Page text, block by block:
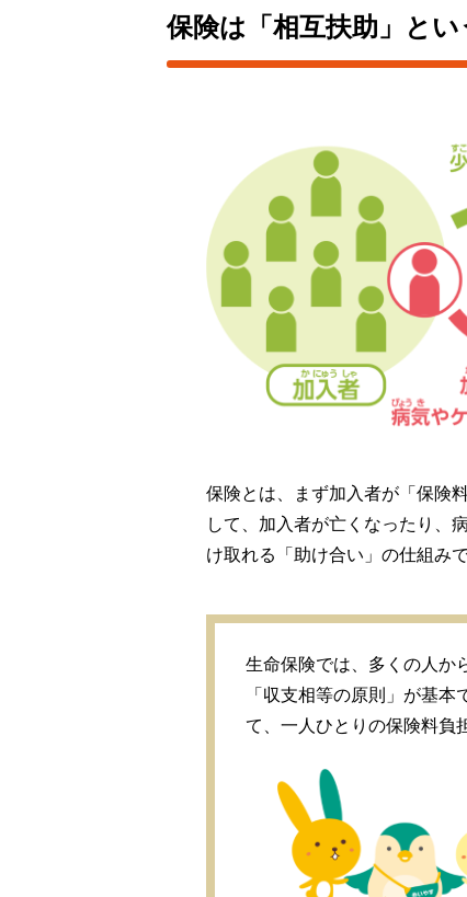
保険は「相互扶助」と
保険とは、まず加入者が「保険
して、加入者が亡くなったり、
け取れる「助け合い」の仕組みで
生命保険では、多くの人か
「収支相等の原則」が基
て、一人ひとりの保険料負